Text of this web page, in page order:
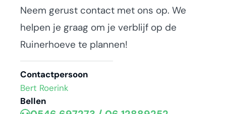
Neem gerust contact met ons op. We
helpen je graag om je verblijf op de
Ruinerhoeve te plannen!
Contactpersoon
Bert Roerink
Bellen